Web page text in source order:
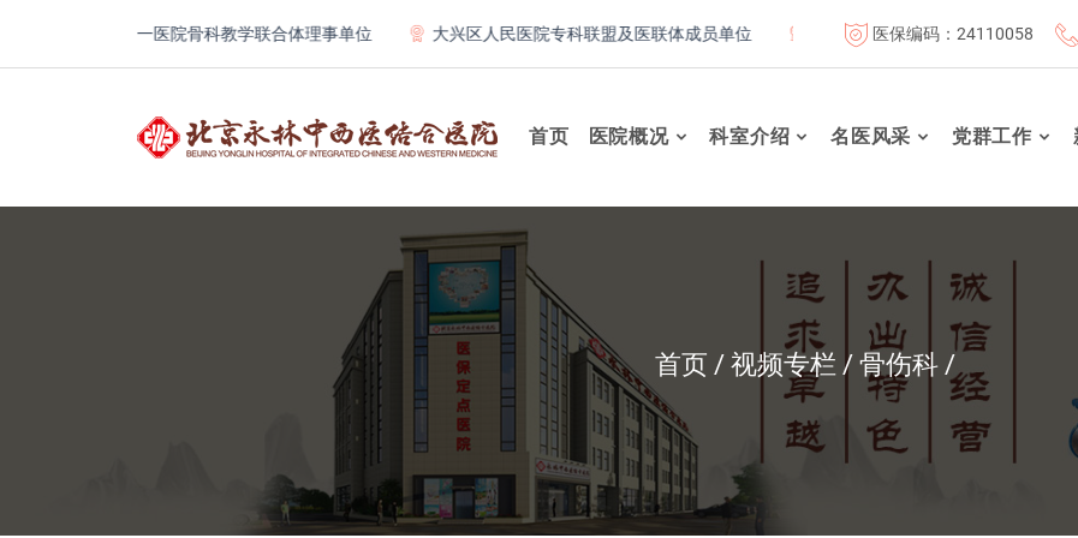
北京大学第一医院骨科教学联合体理事单位 大兴区人民医院专科联盟及医联体成员单位 首都医科大学附属北京康复医院联体成
医保编码：24110058
首页 医院概况 科室介绍 名医风采 党群工作
首页 视频专栏 骨伤科